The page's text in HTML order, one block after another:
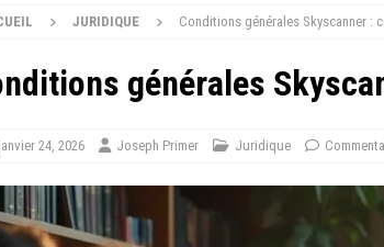
JURIDIQUE Conditions générales Skyscanner :
générales
janvier 24, 2026 Joseph Primer Juridique